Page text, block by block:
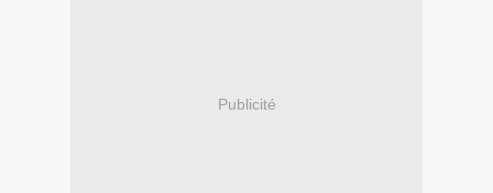
Publicité